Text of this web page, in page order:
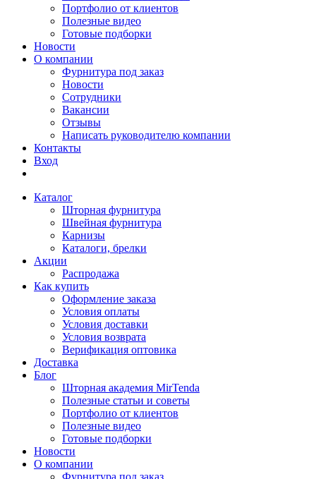
Портфолио от клиентов
Полезные видео
Готовые подборки
Новости
О компании
Фурнитура под заказ
Новости
Сотрудники
Вакансии
Отзывы
Написать руководителю компании
Контакты
Вход
Каталог
Шторная фурнитура
Швейная фурнитура
Карнизы
Каталоги, брелки
Акции
Распродажа
Как купить
Оформление заказа
Условия оплаты
Условия доставки
Условия возврата
Верификация оптовика
Доставка
Блог
Шторная академия MirTenda
Полезные статьи и советы
Портфолио от клиентов
Полезные видео
Готовые подборки
Новости
О компании
Фурнитура под заказ